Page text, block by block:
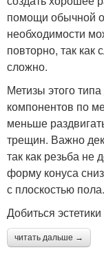
помощи обычной
необходимости
повторно, так
сложно.
Метизы этого
компонентов по
меньше
трещин. Важно
так как резьба не
форму конуса
с плоскостью пола.
Добиться
читать дальше →